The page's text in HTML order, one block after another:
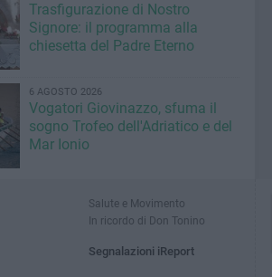
Trasfigurazione di Nostro
Signore: il programma alla
chiesetta del Padre Eterno
6 AGOSTO 2026
Vogatori Giovinazzo, sfuma il
sogno Trofeo dell'Adriatico e del
Mar Ionio
Salute e Movimento
In ricordo di Don Tonino
Segnalazioni iReport